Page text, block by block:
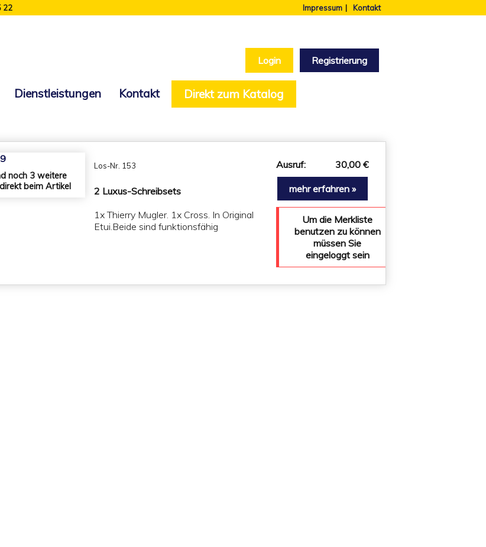
22 Kontakt
Impressum
Login Registrierung
Dienstleistungen Kontakt Direkt zum Katalog
noch 3 weitere
beim Artikel
Los-Nr. 153
2 Luxus-Schreibsets
1x Thierry Mugler. 1x Cross. In Original
Etui.Beide sind funktionsfähig
Ausruf: 30,00 €
mehr erfahren »
Um die Merkliste
benutzen zu können
müssen Sie
eingeloggt sein